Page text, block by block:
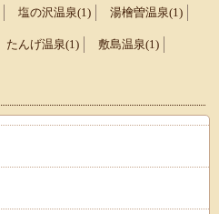
塩の沢温泉(1) 湯檜曽温泉(1)
たんげ温泉(1) 敷島温泉(1)